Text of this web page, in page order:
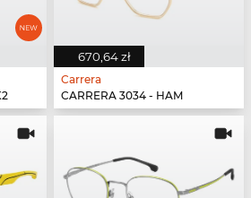
670,64 zł
Carrera
CARRERA 3034 - HAM